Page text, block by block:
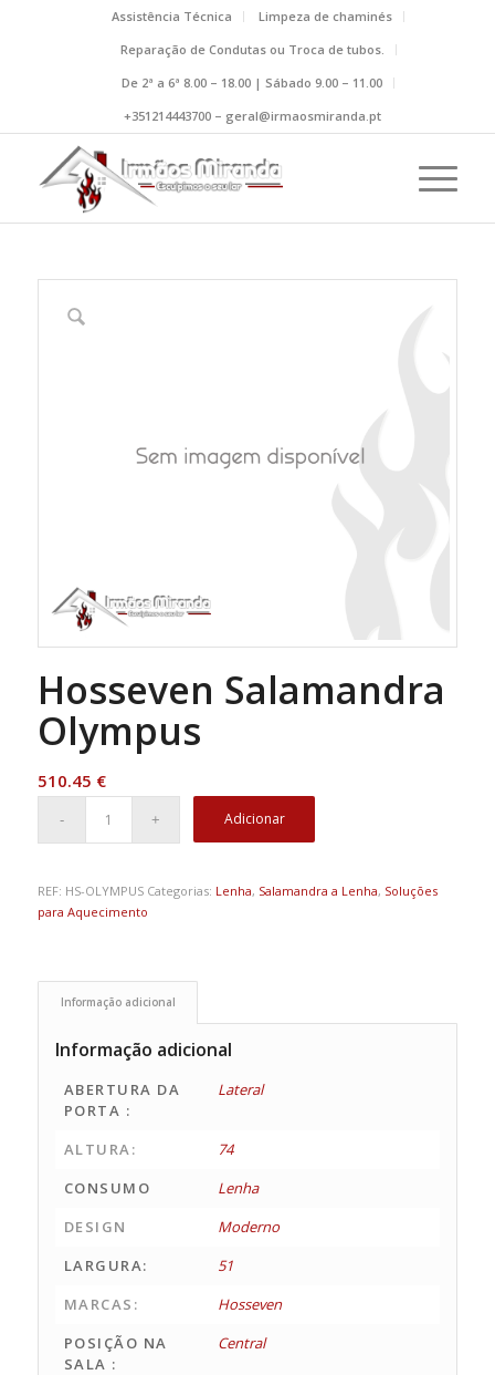
Assistência Técnica
Limpeza de chaminés
Reparação de Condutas ou Troca de tubos.
De 2ª a 6ª 8.00 – 18.00 | Sábado 9.00 – 11.00
+351214443700 – geral@irmaosmiranda.pt
Hosseven Salamandra
Olympus
510.45 €
Adicionar
REF: HS-OLYMPUS Categorias: Lenha, Salamandra a Lenha, Soluções
para Aquecimento
Informação adicional
Informação adicional
ABERTURA DA
PORTA :
Lateral
ALTURA:
74
CONSUMO
Lenha
DESIGN
Moderno
LARGURA:
51
MARCAS:
Hosseven
POSIÇÃO NA
SALA :
Central